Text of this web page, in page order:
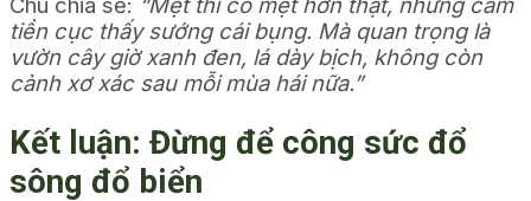
tiền cục thấy sướng cái bụng. Mà quan trọng là
vườn cây giờ xanh đen, lá dày bịch, không còn
cảnh xơ xác sau mỗi mùa hái nữa.”
Kết luận: Đừng để công sức đổ
sông đổ biển